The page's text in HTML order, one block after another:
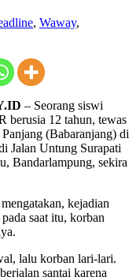
, Waway,
– Seorang siswi
berusia 12 tahun, tewas
(Babaranjang) di
Jalan Untung Surapati
Bandarlampung, sekira
kejadian
saat itu, korban
lalu korban lari-lari.
santai karena